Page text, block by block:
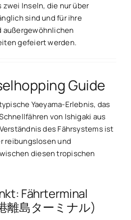
Inseln, die nur über
sind und für ihre
außergewöhnlichen
gefeiert werden.
Guide
Yaeyama-Erlebnis, das
von Ishigaki aus
des Fährsystems ist
reibungslosen und
diesen tropischen
Fährterminal
離島ターミナル)